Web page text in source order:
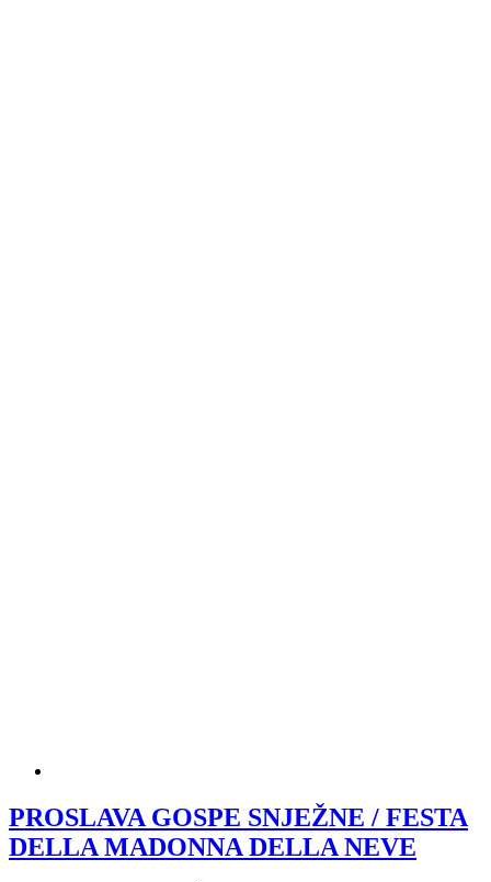
PROSLAVA GOSPE SNJEŽNE / FESTA
DELLA MADONNA DELLA NEVE